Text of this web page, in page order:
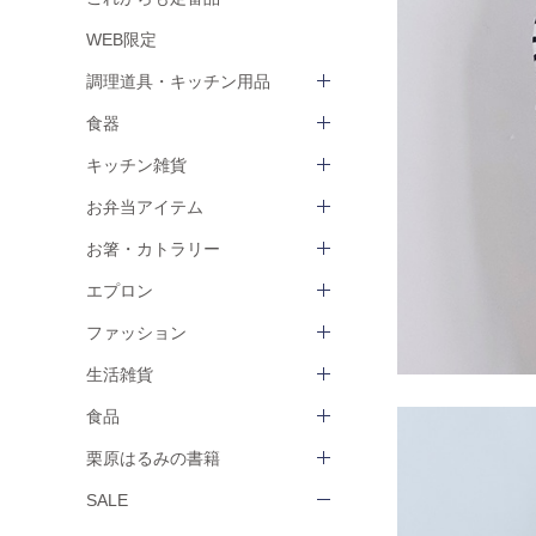
WEB限定
調理道具・キッチン用品
食器
キッチン雑貨
お弁当アイテム
お箸・カトラリー
エプロン
ファッション
生活雑貨
食品
栗原はるみの書籍
SALE